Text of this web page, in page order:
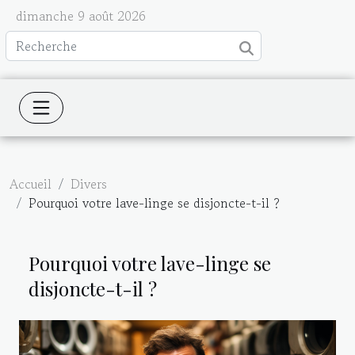
dimanche 9 août 2026
Accueil
Divers
Pourquoi votre lave-linge se disjoncte-t-il ?
Pourquoi votre lave-linge se
disjoncte-t-il ?